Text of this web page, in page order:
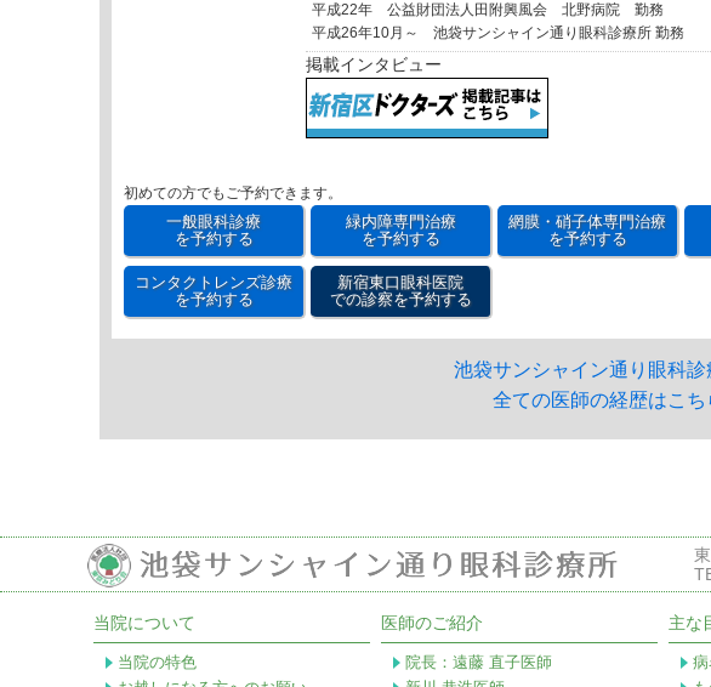
平成22年 公益財団法人田附興風会 北野病院 勤務
平成26年10月～ 池袋サンシャイン通り眼科診療所 勤務
掲載インタビュー
初めての方でもご予約できます。
一般眼科診療
を予約する
緑内障専門治療
を予約する
網膜・硝子体専門治療
を予約する
コンタクトレンズ診療
を予約する
新宿東口眼科医院
での診察を予約する
池袋サンシャイン通り眼科診
全ての医師の経歴はこち
当院について
当院の特色
医師のご紹介
院長：遠藤 直子医師
主な